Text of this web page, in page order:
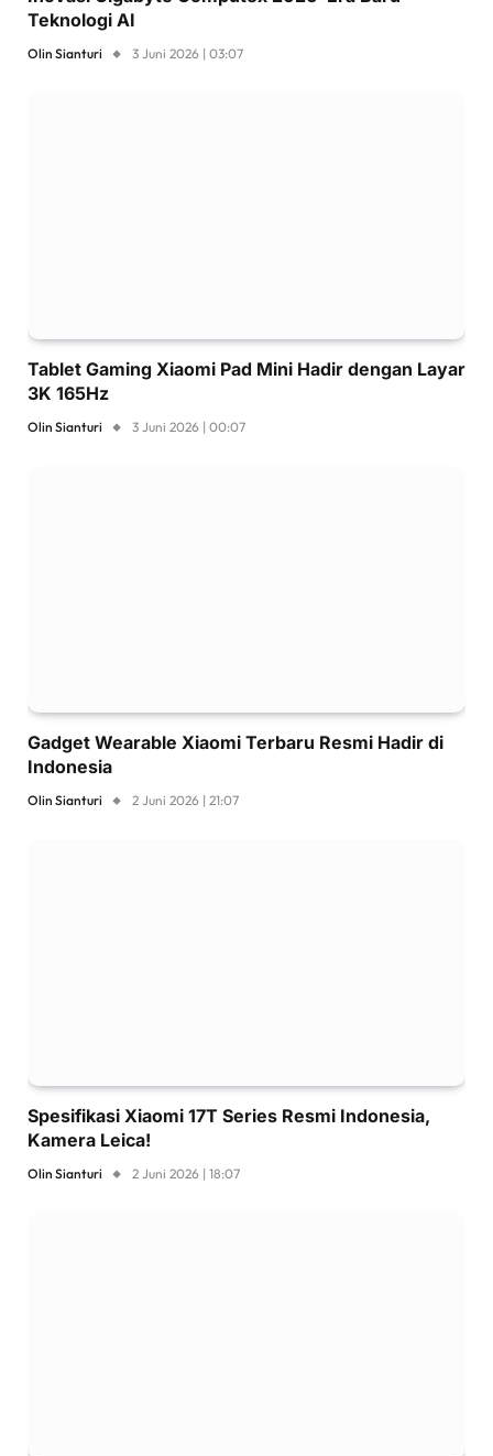
Teknologi AI
Olin Sianturi 3 Juni 2026 | 03:07
Tablet Gaming Xiaomi Pad Mini Hadir dengan Layar
3K 165Hz
Olin Sianturi 3 Juni 2026 | 00:07
Gadget Wearable Xiaomi Terbaru Resmi Hadir di
Indonesia
Olin Sianturi 2 Juni 2026 | 21:07
Spesifikasi Xiaomi 17T Series Resmi Indonesia,
Kamera Leica!
Olin Sianturi 2 Juni 2026 | 18:07